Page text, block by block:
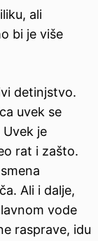
ali
bi je više
detinjstvo.
uvek se
je
rat i zašto.
Ali i dalje,
vode
rasprave, idu